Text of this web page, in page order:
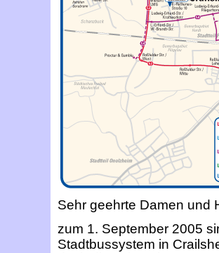
Sehr geehrte Damen und
zum 1. September 2005
Stadtbussystem in